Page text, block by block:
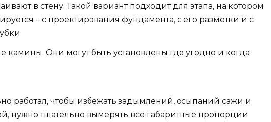
в стену. Такой вариант подходит для этапа, на котором
– с проектирования фундамента, с его разметки и с
камины. Они могут быть установлены где угодно и когда
работал, чтобы избежать задымлений, осыпаний сажи и
нужно тщательно вымерять все габаритные пропорции